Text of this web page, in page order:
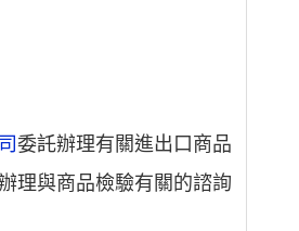
委託辦理有關進出口商品
理與商品檢驗有關的諮詢